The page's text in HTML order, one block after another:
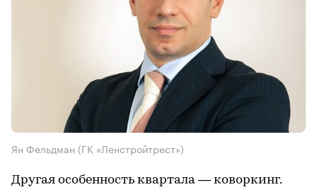
Ян Фельдман (ГК «Ленстройтрест»)
Другая особенность квартала — коворкинг.